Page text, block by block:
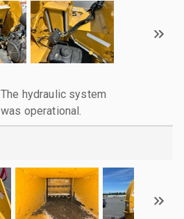
The hydraulic system
was operational.